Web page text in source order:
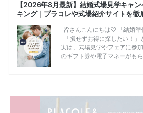
【2026年8月最新】結婚式場見学キャ
キング｜プラコレや式場紹介サイトを徹
皆さんこんにちは♡ 「結婚準
「損せずお得に探したい！
実は、式場見学やフェアに参
のギフト券や電子マネーがも
ため、比較せずに選ぶと損を
内容：特典金額・条件・応募